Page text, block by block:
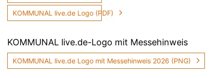
KOMMUNAL live.de Logo (PDF)
KOMMUNAL live.de-Logo mit Messehinweis
KOMMUNAL live.de Logo mit Messehinweis 2026 (PNG)